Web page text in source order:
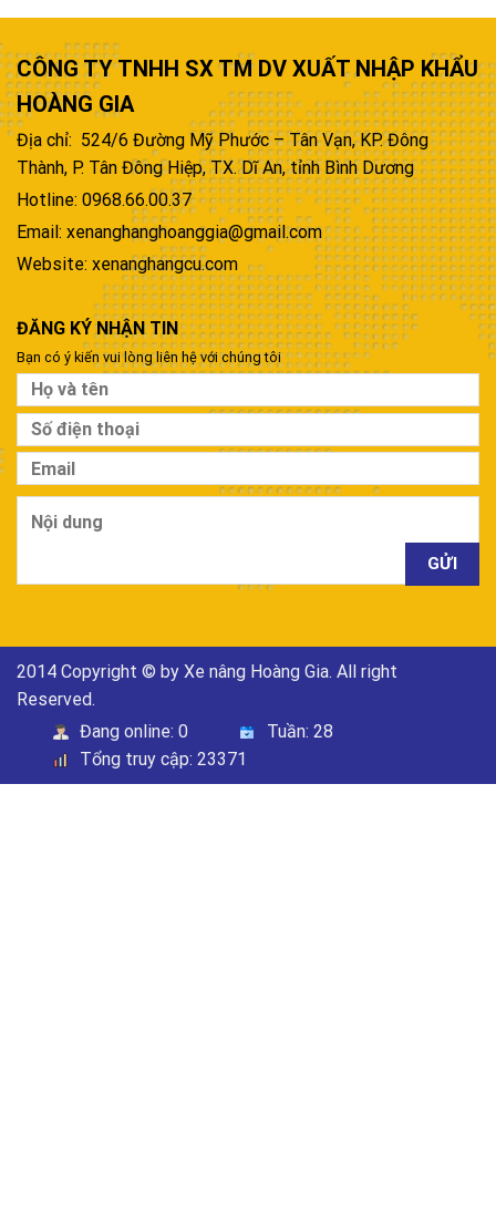
CÔNG TY TNHH SX TM DV XUẤT NHẬP KHẨU
HOÀNG GIA
Địa chỉ: 524/6 Đường Mỹ Phước – Tân Vạn, KP. Đông
Thành, P. Tân Đông Hiệp, TX. Dĩ An, tỉnh Bình Dương
Hotline: 0968.66.00.37
Email: xenanghanghoanggia@gmail.com
Website: xenanghangcu.com
ĐĂNG KÝ NHẬN TIN
Bạn có ý kiến vui lòng liên hệ với chúng tôi
2014 Copyright © by Xe nâng Hoàng Gia. All right
Reserved.
Đang online: 0 Tuần: 28
Tổng truy cập: 23371